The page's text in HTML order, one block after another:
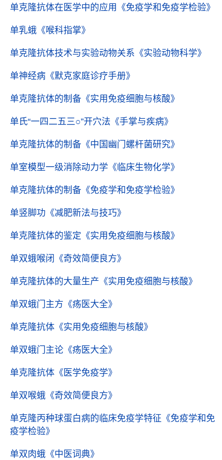
单克隆抗体在医学中的应用 《免疫学和免疫学检验》
单乳蛾 《喉科指掌》
单克隆抗体技术与实验动物关系 《实验动物科学》
单神经病 《默克家庭诊疗手册》
单克隆抗体的制备 《实用免疫细胞与核酸》
单氏“一四二五三○”开穴法 《手掌与疾病》
单克隆抗体的制备 《中国幽门螺杆菌研究》
单室模型一级消除动力学 《临床生物化学》
单克隆抗体的制备 《免疫学和免疫学检验》
单竖脚功 《减肥新法与技巧》
单克隆抗体的鉴定 《实用免疫细胞与核酸》
单双蛾喉闭 《奇效简便良方》
单克隆抗体的大量生产 《实用免疫细胞与核酸》
单双蛾门主方 《疡医大全》
单克隆抗体 《实用免疫细胞与核酸》
单双蛾门主论 《疡医大全》
单克隆抗体 《医学免疫学》
单双喉蛾 《奇效简便良方》
单克隆丙种球蛋白病的临床免疫学特征 《免疫学和免
疫学检验》
单双肉蛾 《中医词典》